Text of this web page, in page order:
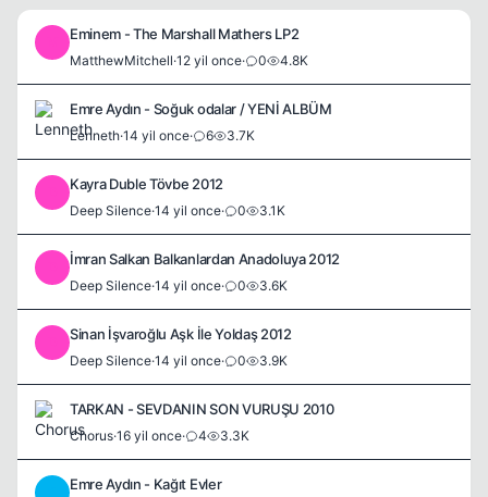
Eminem - The Marshall Mathers LP2
MatthewMitchell·12 yil once· 0 4.8K
Emre Aydın - Soğuk odalar / YENİ ALBÜM
Lenneth·14 yil once· 6 3.7K
Kayra Duble Tövbe 2012
Deep Silence·14 yil once· 0 3.1K
İmran Salkan Balkanlardan Anadoluya 2012
Deep Silence·14 yil once· 0 3.6K
Sinan İşvaroğlu Aşk İle Yoldaş 2012
Deep Silence·14 yil once· 0 3.9K
TARKAN - SEVDANIN SON VURUŞU 2010
Chorus·16 yil once· 4 3.3K
Emre Aydın - Kağıt Evler